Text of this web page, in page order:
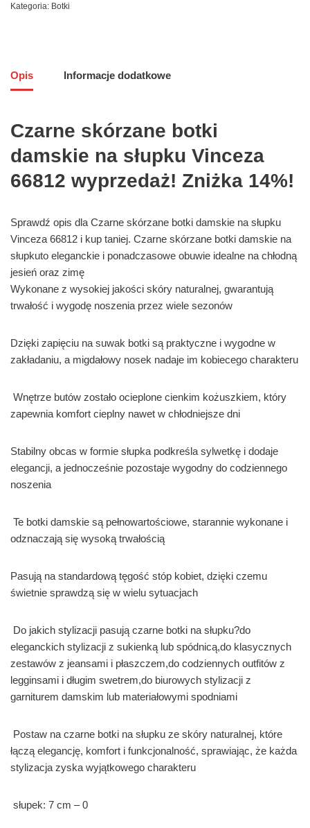
Kategoria: Botki
Opis Informacje dodatkowe
Czarne skórzane botki
damskie na słupku Vinceza
66812 wyprzedaż! Zniżka 14%!
Sprawdź opis dla Czarne skórzane botki damskie na słupku
Vinceza 66812 i kup taniej. Czarne skórzane botki damskie na
słupkuto eleganckie i ponadczasowe obuwie idealne na chłodną
jesień oraz zimę
Wykonane z wysokiej jakości skóry naturalnej, gwarantują
trwałość i wygodę noszenia przez wiele sezonów
Dzięki zapięciu na suwak botki są praktyczne i wygodne w
zakładaniu, a migdałowy nosek nadaje im kobiecego charakteru
Wnętrze butów zostało ocieplone cienkim kożuszkiem, który
zapewnia komfort cieplny nawet w chłodniejsze dni
Stabilny obcas w formie słupka podkreśla sylwetkę i dodaje
elegancji, a jednocześnie pozostaje wygodny do codziennego
noszenia
Te botki damskie są pełnowartościowe, starannie wykonane i
odznaczają się wysoką trwałością
Pasują na standardową tęgość stóp kobiet, dzięki czemu
świetnie sprawdzą się w wielu sytuacjach
Do jakich stylizacji pasują czarne botki na słupku?do
eleganckich stylizacji z sukienką lub spódnicą,do klasycznych
zestawów z jeansami i płaszczem,do codziennych outfitów z
legginsami i długim swetrem,do biurowych stylizacji z
garniturem damskim lub materiałowymi spodniami
Postaw na czarne botki na słupku ze skóry naturalnej, które
łączą elegancję, komfort i funkcjonalność, sprawiając, że każda
stylizacja zyska wyjątkowego charakteru
słupek: 7 cm – 0